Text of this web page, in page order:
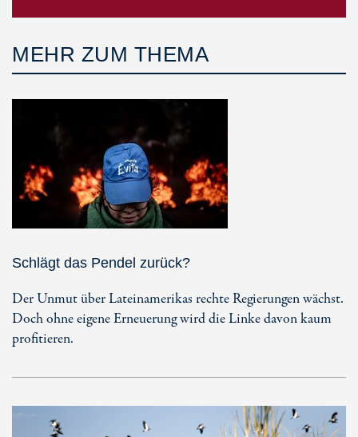
MEHR ZUM THEMA
Schlägt das Pendel zurück?
Der Unmut über Lateinamerikas rechte Regierungen wächst.
Doch ohne eigene Erneuerung wird die Linke davon kaum
profitieren.